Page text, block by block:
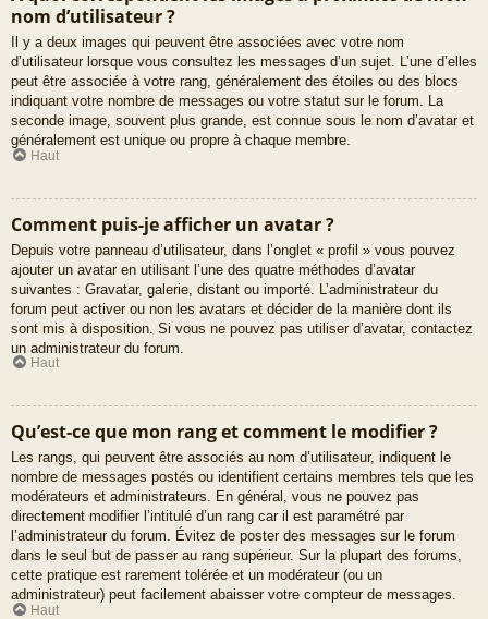
nom d’utilisateur ?
Il y a deux images qui peuvent être associées avec votre nom
d’utilisateur lorsque vous consultez les messages d’un sujet. L’une d’elles
peut être associée à votre rang, généralement des étoiles ou des blocs
indiquant votre nombre de messages ou votre statut sur le forum. La
seconde image, souvent plus grande, est connue sous le nom d’avatar et
généralement est unique ou propre à chaque membre.
Haut
Comment puis-je afficher un avatar ?
Depuis votre panneau d’utilisateur, dans l’onglet « profil » vous pouvez
ajouter un avatar en utilisant l’une des quatre méthodes d’avatar
suivantes : Gravatar, galerie, distant ou importé. L’administrateur du
forum peut activer ou non les avatars et décider de la manière dont ils
sont mis à disposition. Si vous ne pouvez pas utiliser d’avatar, contactez
un administrateur du forum.
Haut
Qu’est-ce que mon rang et comment le modifier ?
Les rangs, qui peuvent être associés au nom d’utilisateur, indiquent le
nombre de messages postés ou identifient certains membres tels que les
modérateurs et administrateurs. En général, vous ne pouvez pas
directement modifier l’intitulé d’un rang car il est paramétré par
l’administrateur du forum. Évitez de poster des messages sur le forum
dans le seul but de passer au rang supérieur. Sur la plupart des forums,
cette pratique est rarement tolérée et un modérateur (ou un
administrateur) peut facilement abaisser votre compteur de messages.
Haut